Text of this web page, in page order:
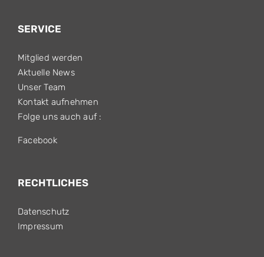
SERVICE
Mitglied werden
Aktuelle News
Unser Team
Kontakt aufnehmen
Folge uns auch auf :
Facebook
RECHTLICHES
Datenschutz
Impressum